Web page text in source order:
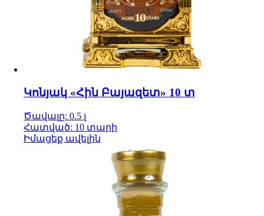
Կոնյակ «Հին Բայազետ» 10 տ
Ծավալը: 0.5 լ
Հատված: 10 տարի
Իմացեք ավելին